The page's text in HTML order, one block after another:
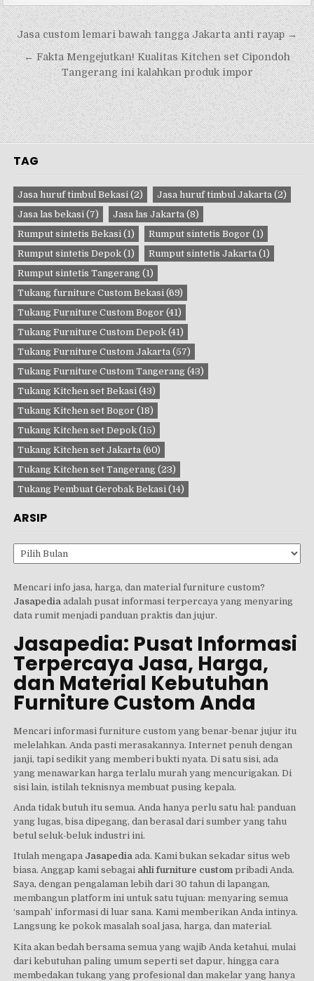
Navigasi
pos
Jasa custom lemari bawah tangga Jakarta anti rayap →
← Fakta Mengejutkan! Kualitas Kitchen set Cipondoh
Tangerang ini kalahkan produk impor
TAG
Jasa huruf timbul Bekasi (2) Jasa huruf timbul Jakarta (2)
Jasa las bekasi (7) Jasa las Jakarta (8)
Rumput sintetis Bekasi (1) Rumput sintetis Bogor (1)
Rumput sintetis Depok (1) Rumput sintetis Jakarta (1)
Rumput sintetis Tangerang (1)
Tukang furniture Custom Bekasi (69)
Tukang Furniture Custom Bogor (41)
Tukang Furniture Custom Depok (41)
Tukang Furniture Custom Jakarta (57)
Tukang Furniture Custom Tangerang (43)
Tukang Kitchen set Bekasi (43)
Tukang Kitchen set Bogor (18)
Tukang Kitchen set Depok (15)
Tukang Kitchen set Jakarta (60)
Tukang Kitchen set Tangerang (23)
Tukang Pembuat Gerobak Bekasi (14)
ARSIP
Arsip
Mencari info jasa, harga, dan material furniture custom?
Jasapedia adalah pusat informasi terpercaya yang menyaring
data rumit menjadi panduan praktis dan jujur.
Jasapedia: Pusat Informasi
Terpercaya Jasa, Harga,
dan Material Kebutuhan
Furniture Custom Anda
Mencari informasi furniture custom yang benar-benar jujur itu
melelahkan. Anda pasti merasakannya. Internet penuh dengan
janji, tapi sedikit yang memberi bukti nyata. Di satu sisi, ada
yang menawarkan harga terlalu murah yang mencurigakan. Di
sisi lain, istilah teknisnya membuat pusing kepala.
Anda tidak butuh itu semua. Anda hanya perlu satu hal: panduan
yang lugas, bisa dipegang, dan berasal dari sumber yang tahu
betul seluk-beluk industri ini.
Itulah mengapa Jasapedia ada. Kami bukan sekadar situs web
biasa. Anggap kami sebagai ahli furniture custompribadi Anda.
Saya, dengan pengalaman lebih dari 30 tahun di lapangan,
membangun platform ini untuk satu tujuan: menyaring semua
‘sampah’ informasi di luar sana. Kami memberikan Anda intinya.
Langsung ke pokok masalah soal jasa, harga, dan material.
Kita akan bedah bersama semua yang wajib Anda ketahui, mulai
dari kebutuhan paling umum seperti set dapur, hingga cara
membedakan tukang yang profesional dan makelar yang hanya